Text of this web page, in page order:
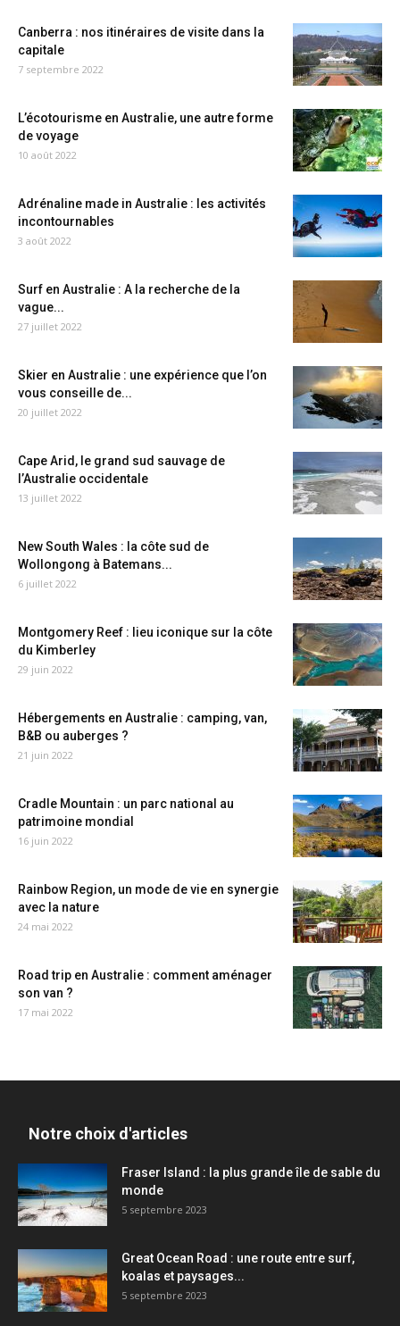
Canberra : nos itinéraires de visite dans la
capitale
7 septembre 2022
L’écotourisme en Australie, une autre forme
de voyage
10 août 2022
Adrénaline made in Australie : les activités
incontournables
3 août 2022
Surf en Australie : A la recherche de la
vague...
27 juillet 2022
Skier en Australie : une expérience que l’on
vous conseille de...
20 juillet 2022
Cape Arid, le grand sud sauvage de
l’Australie occidentale
13 juillet 2022
New South Wales : la côte sud de
Wollongong à Batemans...
6 juillet 2022
Montgomery Reef : lieu iconique sur la côte
du Kimberley
29 juin 2022
Hébergements en Australie : camping, van,
B&B ou auberges ?
21 juin 2022
Cradle Mountain : un parc national au
patrimoine mondial
16 juin 2022
Rainbow Region, un mode de vie en synergie
avec la nature
24 mai 2022
Road trip en Australie : comment aménager
son van ?
17 mai 2022
Notre choix d'articles
Fraser Island : la plus grande île de sable du
monde
5 septembre 2023
Great Ocean Road : une route entre surf,
koalas et paysages...
5 septembre 2023